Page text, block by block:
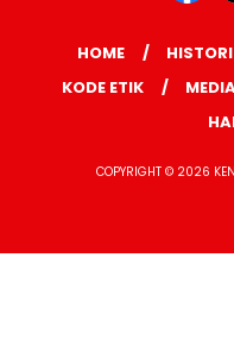
HOME
KODE ETIK
COPYRIGHT © 2026